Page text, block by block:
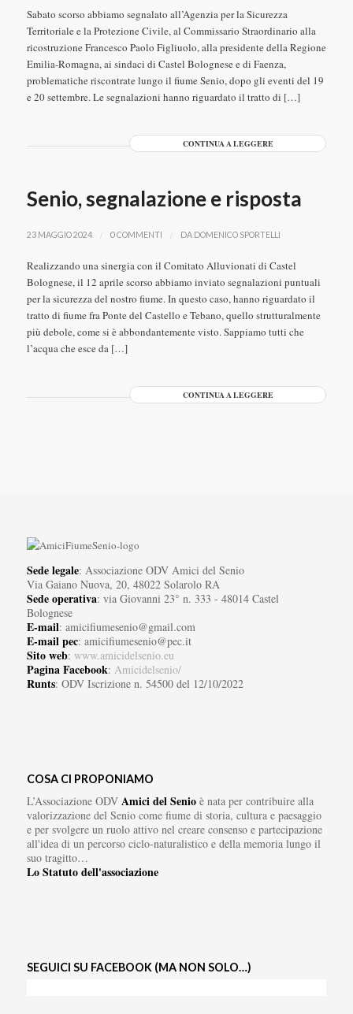
Sabato scorso abbiamo segnalato all’Agenzia per la Sicurezza
Territoriale e la Protezione Civile, al Commissario Straordinario alla
ricostruzione Francesco Paolo Figliuolo, alla presidente della Regione
Emilia-Romagna, ai sindaci di Castel Bolognese e di Faenza,
problematiche riscontrate lungo il fiume Senio, dopo gli eventi del 19
e 20 settembre. Le segnalazioni hanno riguardato il tratto di […]
CONTINUA A LEGGERE
Senio, segnalazione e risposta
23 MAGGIO 2024 / 0 COMMENTI / DA DOMENICO SPORTELLI
Realizzando una sinergia con il Comitato Alluvionati di Castel
Bolognese, il 12 aprile scorso abbiamo inviato segnalazioni puntuali
per la sicurezza del nostro fiume. In questo caso, hanno riguardato il
tratto di fiume fra Ponte del Castello e Tebano, quello strutturalmente
più debole, come si è abbondantemente visto. Sappiamo tutti che
l’acqua che esce da […]
CONTINUA A LEGGERE
Sede legale: Associazione ODV Amici del Senio
Via Gaiano Nuova, 20, 48022 Solarolo RA
Sede operativa: via Giovanni 23° n. 333 - 48014 Castel
Bolognese
E-mail: amicifiumesenio@gmail.com
E-mail pec: amicifiumesenio@pec.it
Sito web: www.amicidelsenio.eu
Pagina Facebook: Amicidelsenio/
Runts: ODV Iscrizione n. 54500 del 12/10/2022
COSA CI PROPONIAMO
L’Associazione ODV Amici del Senioè nata per contribuire alla
valorizzazione del Senio come fiume di storia, cultura e paesaggio
e per svolgere un ruolo attivo nel creare consenso e partecipazione
all'idea di un percorso ciclo-naturalistico e della memoria lungo il
suo tragitto…
Lo Statuto dell'associazione
SEGUICI SU FACEBOOK (MA NON SOLO…)